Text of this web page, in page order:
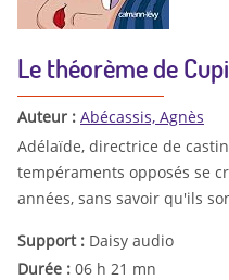
Le théorème de
Auteur : Abécassis, Agnès
Adélaïde, directrice de
tempéraments opposés se
années, sans savoir qu'ils
Support : Daisy audio
Durée : 06 h 21 mn